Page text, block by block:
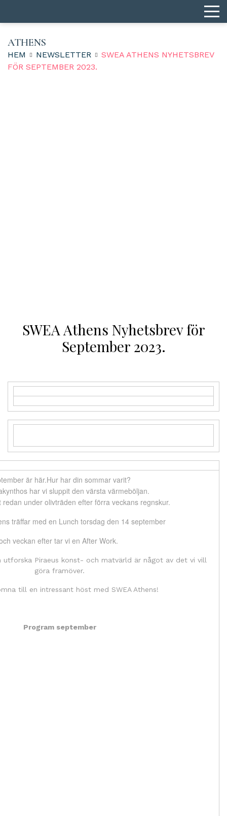
ATHENS
HEM NEWSLETTER
SWEA ATHENS NYHETSBREV
FÖR SEPTEMBER 2023.
SWEA Athens Nyhetsbrev för
September 2023.
är här.Hur har din sommar varit?
har vi sluppit den värsta värmeböljan.
under olivträden efter förra veckans regnskur.
träffar med en Lunch torsdag den 14 september
veckan efter tar vi en After Work.
utforska Piraeus konst- och matvärld är något av det vi vill
göra framöver.
till en intressant höst med SWEA Athens!
Program september